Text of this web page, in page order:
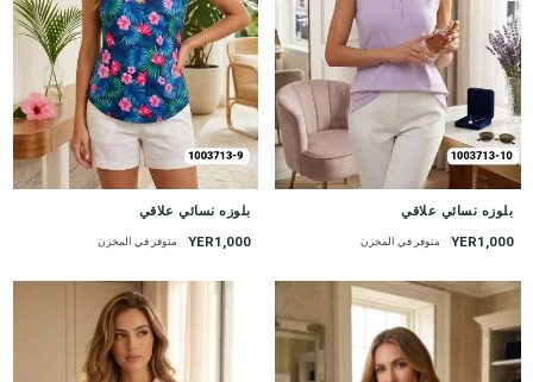
بلوزه نسائي علاقي
YER1,000 متوفر في المخزن
بلوزه نسائي علاقي
YER1,000 متوفر في المخزن